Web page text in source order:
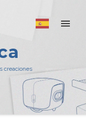
creaciones